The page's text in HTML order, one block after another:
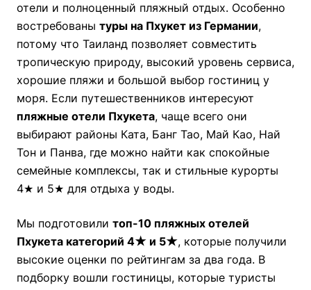
отели и полноценный пляжный отдых. Особенно
востребованы туры на Пхукет из Германии,
потому что Таиланд позволяет совместить
тропическую природу, высокий уровень сервиса,
хорошие пляжи и большой выбор гостиниц у
моря. Если путешественников интересуют
пляжные отели Пхукета, чаще всего они
выбирают районы Ката, Банг Тао, Май Као, Най
Тон и Панва, где можно найти как спокойные
семейные комплексы, так и стильные курорты
4★ и 5★ для отдыха у воды.
Мы подготовили топ-10 пляжных отелей
Пхукета категорий 4★ и 5★, которые получили
высокие оценки по рейтингам за два года. В
подборку вошли гостиницы, которые туристы